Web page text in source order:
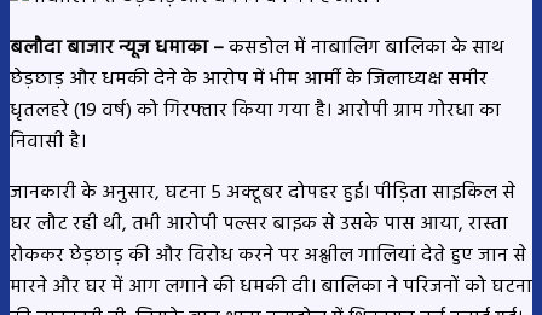
बलौदा बाजार न्यूज धमाका –कसडोल में नाबालिग बालिका के साथ
छेड़छाड़ और धमकी देने के आरोप में भीम आर्मी के जिलाध्यक्ष समीर
धृतलहरे (19 वर्ष) को गिरफ्तार किया गया है। आरोपी ग्राम गोरधा का
निवासी है।
जानकारी के अनुसार, घटना 5 अक्टूबर दोपहर हुई। पीड़िता साइकिल से
घर लौट रही थी, तभी आरोपी पल्सर बाइक से उसके पास आया, रास्ता
रोककर छेड़छाड़ की और विरोध करने पर अश्लील गालियां देते हुए जान से
मारने और घर में आग लगाने की धमकी दी। बालिका ने परिजनों को घटना